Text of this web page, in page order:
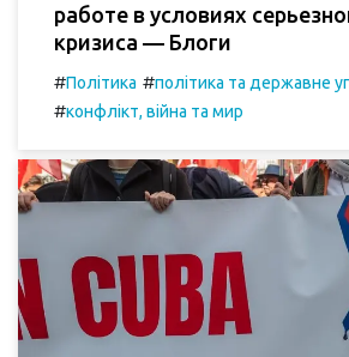
работе в условиях
кризиса — Блоги
#Політика #політика та державне
#конфлікт, війна та мир